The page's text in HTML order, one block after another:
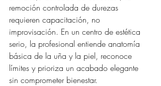
remoción controlada de durezas
requieren capacitación, no
improvisación. En un centro de estética
serio, la profesional entiende anatomía
básica de la uña y la piel, reconoce
límites y prioriza un acabado elegante
sin comprometer bienestar.